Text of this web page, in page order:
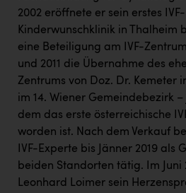
2002 eröffnete er sein erstes
Kinderwunschklinik in Thalheim
eine Beteiligung am IVF-
und 2011 die Übernahme des
Zentrums von Doz. Dr. Kemeter
im 14. Wiener Gemeindebezirk
dem das erste österreichische
worden ist. Nach dem Verkauf
IVF-Experte bis Jänner 2019 als
beiden Standorten tätig. Im Juni
Leonhard Loimer sein